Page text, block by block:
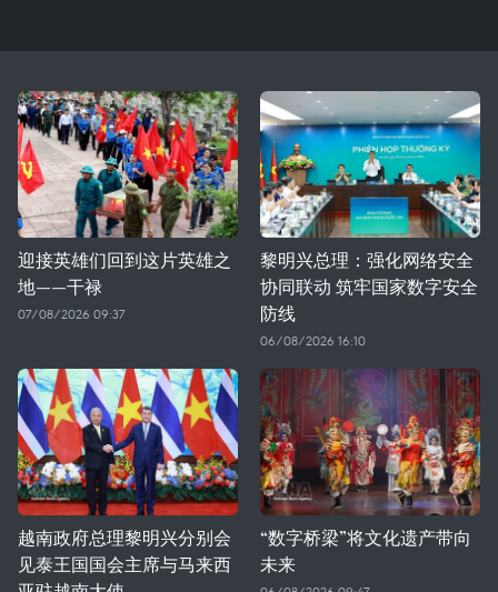
迎接英雄们回到这片英雄之
地——干禄
07/08/2026 09:37
黎明兴总理：强化网络安全
协同联动 筑牢国家数字安全
防线
06/08/2026 16:10
越南政府总理黎明兴分别会
见泰王国国会主席与马来西
“数字桥梁”将文化遗产带向
未来